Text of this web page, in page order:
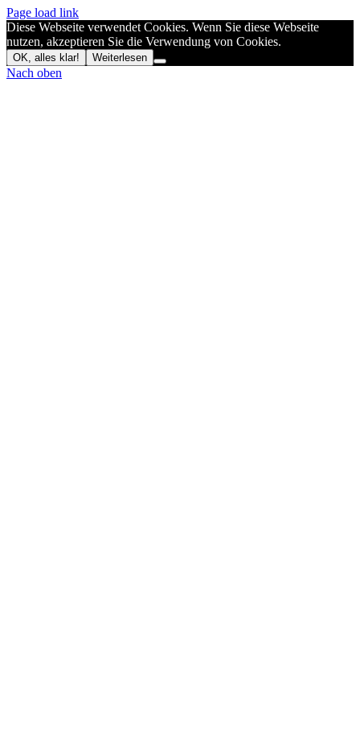
Page load link
Diese Webseite verwendet Cookies. Wenn Sie diese Webseite
nutzen, akzeptieren Sie die Verwendung von Cookies.
OK, alles klar! Weiterlesen
Nach oben